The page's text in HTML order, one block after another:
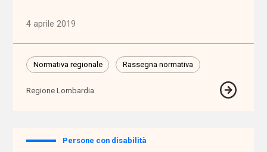
accomodamenti
accreditamento
4 aprile 2019
Normativa regionale Rassegna normativa
Regione Lombardia
Persone con disabilità